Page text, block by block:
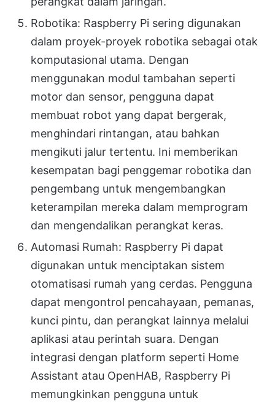
Robotika: Raspberry Pi sering digunakan
dalam proyek-proyek robotika sebagai otak
komputasional utama. Dengan
menggunakan modul tambahan seperti
motor dan sensor, pengguna dapat
membuat robot yang dapat bergerak,
menghindari rintangan, atau bahkan
mengikuti jalur tertentu. Ini memberikan
kesempatan bagi penggemar robotika dan
pengembang untuk mengembangkan
keterampilan mereka dalam memprogram
dan mengendalikan perangkat keras.
Automasi Rumah: Raspberry Pi dapat
digunakan untuk menciptakan sistem
otomatisasi rumah yang cerdas. Pengguna
dapat mengontrol pencahayaan, pemanas,
kunci pintu, dan perangkat lainnya melalui
aplikasi atau perintah suara. Dengan
integrasi dengan platform seperti Home
Assistant atau OpenHAB, Raspberry Pi
memungkinkan pengguna untuk